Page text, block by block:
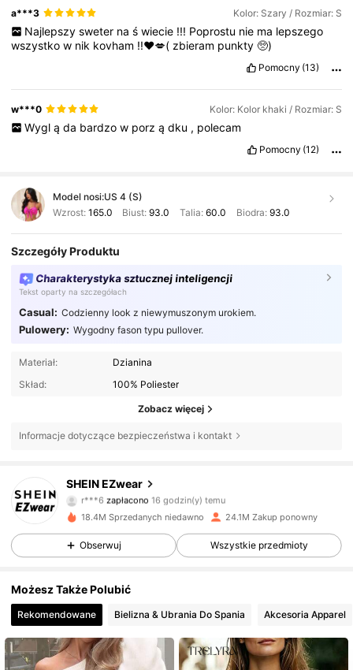
a***3 Kolor: Szary / Rozmiar: S
Najlepszy sweter na ś wiecie !!! Poprostu nie ma lepszego
wszystkow nik kovham !!❤️💋( zbieram punkty🥺)
Pomocny (13)
w***0 Kolor: Kolor khaki / Rozmiar: S
Wygl ą da bardzo w porz ą dku , polecam
Pomocny (12)
Model nosi:US 4 (S)
Wzrost: 165.0 Biust:93.0 Talia: 60.0 Biodra: 93.0
Szczegóły Produktu
Charakterystyka sztucznej inteligencji
Tekst oparty na szczegółach
Casual: Codzienny look z niewymuszonym urokiem.
Pulowery: Wygodny fason typu pullover.
Materiał:
Dzianina
Skład:
100% Poliester
Zobacz więcej
Informacje dotyczące bezpieczeństwa i kontakt
SHEIN EZwear
4,85
1.9M Obserwujący
r***6 zapłacono 16 godzin(y) temu
zaobserwował(-a) 4 godzin(y) temu
4,85 1.9M Obserwujący
4,85 1.9M Obserwujący
4,85 1.9M Obserwujący
18.4M Sprzedanych niedawno 24.1M Zakup ponowny
Obserwuj Wszystkie przedmioty
Możesz Także Polubić
Rekomendowane Bielizna & Ubrania Do Spania Akcesoria Apparel